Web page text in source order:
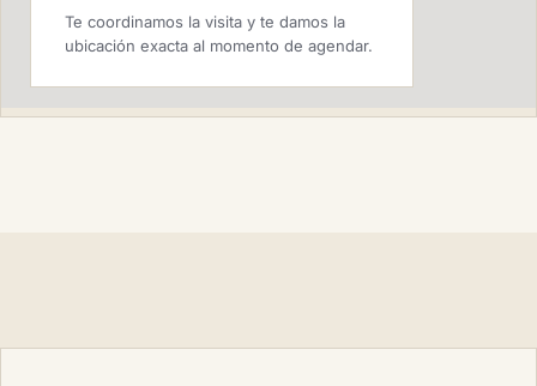
Te coordinamos la visita y te damos la
ubicación exacta al momento de agendar.